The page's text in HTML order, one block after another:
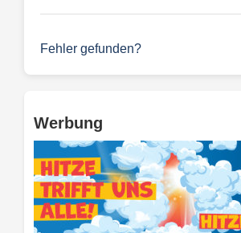
Fehler gefunden?
Werbung